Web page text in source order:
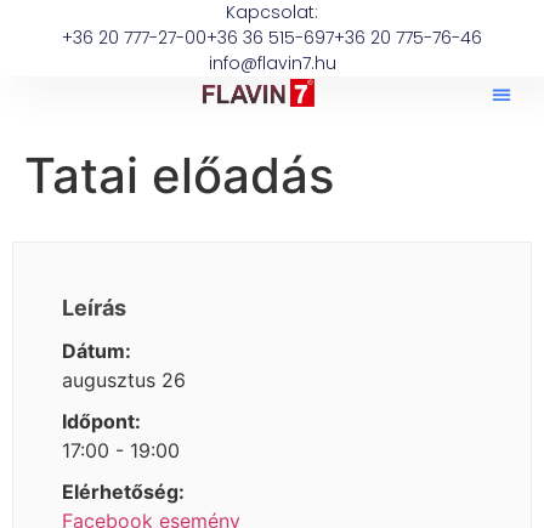
Kapcsolat:
+36 20 777-27-00+36 36 515-697+36 20 775-76-46
info@flavin7.hu
Tatai előadás
Leírás
Dátum:
augusztus 26
Időpont:
17:00 - 19:00
Elérhetőség:
Facebook esemény